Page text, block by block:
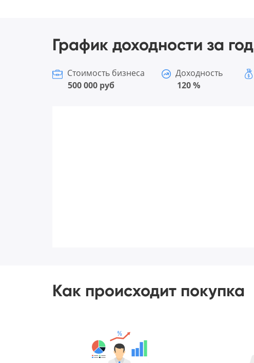
График доходности за год
Стоимость бизнеса
500 000 руб
Доходность
120 %
Как происходит покупка